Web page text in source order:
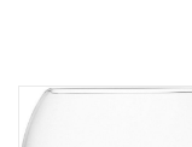
Vasen